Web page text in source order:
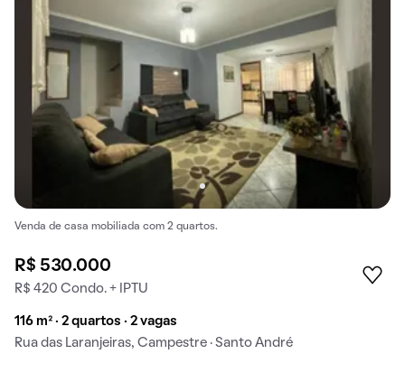
Venda de casa mobiliada com 2 quartos.
R$ 530.000
R$ 420 Condo. + IPTU
116 m² · 2 quartos · 2 vagas
Rua das Laranjeiras, Campestre · Santo André